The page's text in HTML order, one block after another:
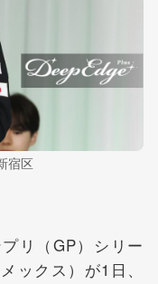
宿区
リ（GP）シリー
メックス）が1日、